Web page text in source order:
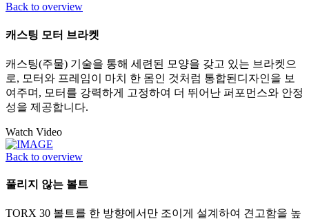
Back to overview
캐스팅 모터 브라켓
캐스팅(주물) 기술을 통해 세련된 모양을 갖고 있는 브라켓으
로, 모터와 프레임이 마치 한 몸인 것처럼 통합된디자인을 보
여주며, 모터를 강력하게 고정하여 더 뛰어난 퍼포먼스와 안정
성을 제공합니다.
Watch Video
Back to overview
풀리지 않는 볼트
TORX 30 볼트를 한 방향에서만 조이게 설계하여 견고함을 높